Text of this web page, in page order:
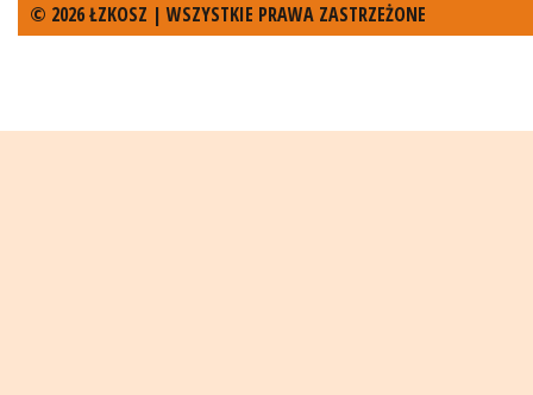
© 2026 ŁZKOSZ | WSZYSTKIE PRAWA ZASTRZEŻONE